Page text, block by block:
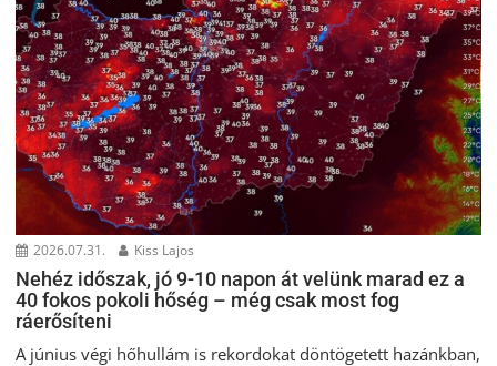
2026.07.31. Kiss Lajos
Nehéz időszak, jó 9-10 napon át velünk marad ez a
40 fokos pokoli hőség – még csak most fog
ráerősíteni
A június végi hőhullám is rekordokat döntögetett hazánkban,